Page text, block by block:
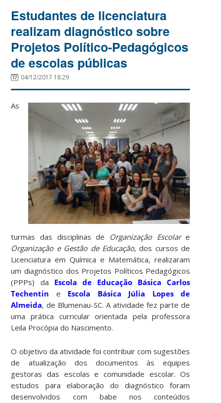
Estudantes de licenciatura
realizam diagnóstico sobre
Projetos Político-Pedagógicos
de escolas públicas
04/12/2017 18:29
As
turmas das disciplinas de Organização Escolare
Organização e Gestão de Educação, dos cursos de
Licenciatura em Química e Matemática, realizaram
um diagnóstico dos Projetos Políticos Pedagógicos
(PPPs) da Escola de Educação Básica Carlos
Techentin e Escola Básica Júlia Lopes de
Almeida, de Blumenau-SC. A atividade fez parte de
uma prática curricular orientada pela professora
Leila Procópia do Nascimento.
O objetivo da atividade foi contribuir com sugestões
de atualização dos documentos às equipes
gestoras das escolas e comunidade escolar. Os
estudos para elaboração do diagnóstico foram
desenvolvidos com babe nos conteúdos